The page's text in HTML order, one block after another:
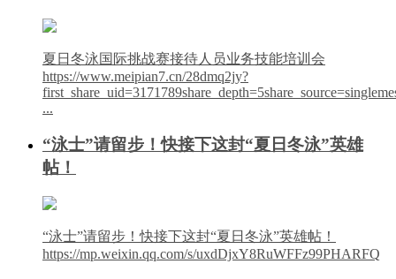
夏日冬泳国际挑战赛接待人员业务技能培训会
https://www.meipian7.cn/28dmq2jy?
...
“泳士”请留步！快接下这封“夏日冬泳”英雄
帖！
“泳士”请留步！快接下这封“夏日冬泳”英雄帖！
https://mp.weixin.qq.com/s/uxdDjxY8RuWFFz99PHARFQ